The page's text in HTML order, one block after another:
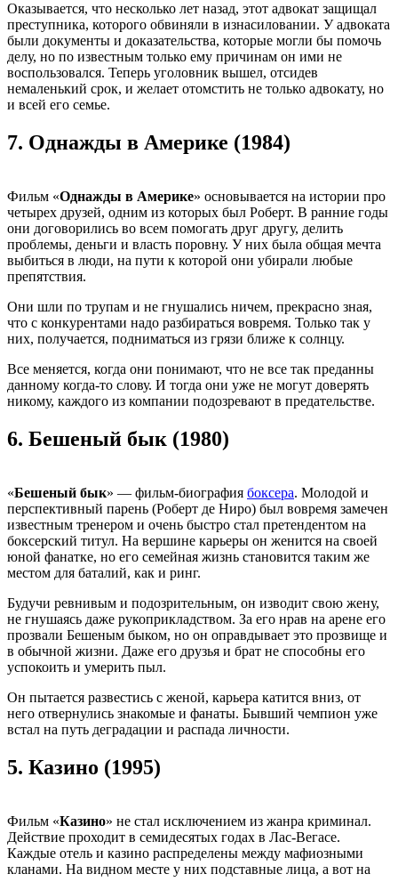
Оказывается, что несколько лет назад, этот адвокат защищал
преступника, которого обвиняли в изнасиловании. У адвоката
были документы и доказательства, которые могли бы помочь
делу, но по известным только ему причинам он ими не
воспользовался. Теперь уголовник вышел, отсидев
немаленький срок, и желает отомстить не только адвокату, но
и всей его семье.
7. Однажды в Америке (1984)
Фильм «Однажды в Америке» основывается на истории про
четырех друзей, одним из которых был Роберт. В ранние годы
они договорились во всем помогать друг другу, делить
проблемы, деньги и власть поровну. У них была общая мечта
выбиться в люди, на пути к которой они убирали любые
препятствия.
Они шли по трупам и не гнушались ничем, прекрасно зная,
что с конкурентами надо разбираться вовремя. Только так у
них, получается, подниматься из грязи ближе к солнцу.
Все меняется, когда они понимают, что не все так преданны
данному когда-то слову. И тогда они уже не могут доверять
никому, каждого из компании подозревают в предательстве.
6. Бешеный бык (1980)
«Бешеный бык» — фильм-биография боксера. Молодой и
перспективный парень (Роберт де Ниро) был вовремя замечен
известным тренером и очень быстро стал претендентом на
боксерский титул. На вершине карьеры он женится на своей
юной фанатке, но его семейная жизнь становится таким же
местом для баталий, как и ринг.
Будучи ревнивым и подозрительным, он изводит свою жену,
не гнушаясь даже рукоприкладством. За его нрав на арене его
прозвали Бешеным быком, но он оправдывает это прозвище и
в обычной жизни. Даже его друзья и брат не способны его
успокоить и умерить пыл.
Он пытается развестись с женой, карьера катится вниз, от
него отвернулись знакомые и фанаты. Бывший чемпион уже
встал на путь деградации и распада личности.
5. Казино (1995)
Фильм «Казино» не стал исключением из жанра криминал.
Действие проходит в семидесятых годах в Лас-Вегасе.
Каждые отель и казино распределены между мафиозными
кланами. На видном месте у них подставные лица, а вот на